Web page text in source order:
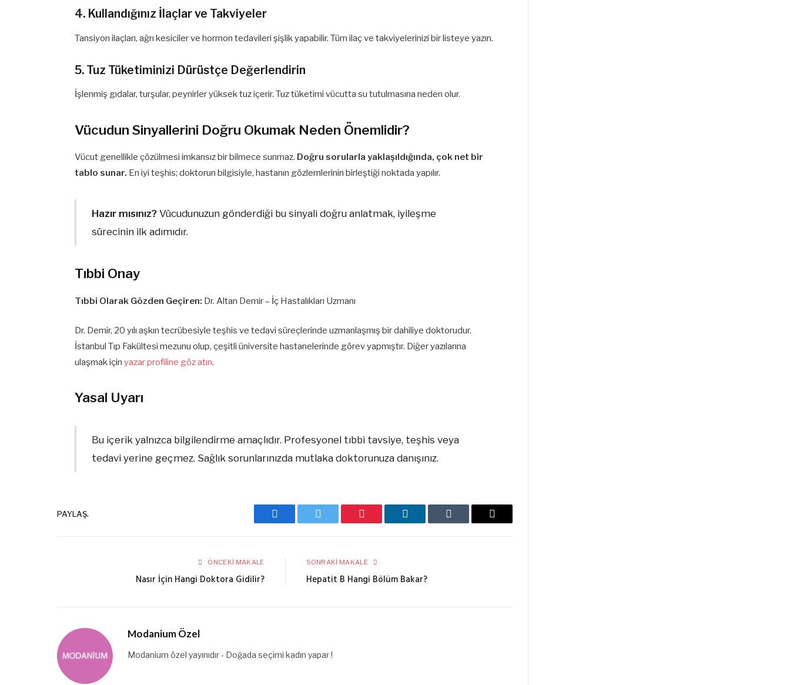
4. Kullandığınız İlaçlar ve Takviyeler
Tansiyon ilaçları, ağrı kesiciler ve hormon tedavileri şişlik yapabilir. Tüm ilaç ve takviyelerinizi bir listeye yazın.
5. Tuz Tüketiminizi Dürüstçe Değerlendirin
İşlenmiş gıdalar, turşular, peynirler yüksek tuz içerir. Tuz tüketimi vücutta su tutulmasına neden olur.
Vücudun Sinyallerini Doğru Okumak Neden Önemlidir?
Vücut genellikle çözülmesi imkansız bir bilmece sunmaz. Doğru sorularla yaklaşıldığında, çok net bir
tablo sunar. En iyi teşhis; doktorun bilgisiyle, hastanın gözlemlerinin birleştiği noktada yapılır.
Hazır mısınız?Vücudunuzun gönderdiği bu sinyali doğru anlatmak, iyileşme
sürecinin ilk adımıdır.
Tıbbi Onay
Tıbbi Olarak Gözden Geçiren: Dr. Altan Demir – İç Hastalıkları Uzmanı
Dr. Demir, 20 yılı aşkın tecrübesiyle teşhis ve tedavi süreçlerinde uzmanlaşmış bir dahiliye doktorudur.
İstanbul Tıp Fakültesi mezunu olup, çeşitli üniversite hastanelerinde görev yapmıştır. Diğer yazılarına
ulaşmak içinyazar profiline göz atın.
Yasal Uyarı
Bu içerik yalnızca bilgilendirme amaçlıdır. Profesyonel tıbbi tavsiye, teşhis veya
tedavi yerine geçmez. Sağlık sorunlarınızda mutlaka doktorunuza danışınız.
PAYLAŞ.
Facebook Twitter Pinterest LinkedIn Tumblr
E-
ÖNCEKI MAKALE
Nasır İçin Hangi Doktora Gidilir?
SONRAKI MAKALE
Hepatit B Hangi Bölüm Bakar?
Modanium Özel
Modanium özel yayınıdır - Doğada seçimi kadın yapar !